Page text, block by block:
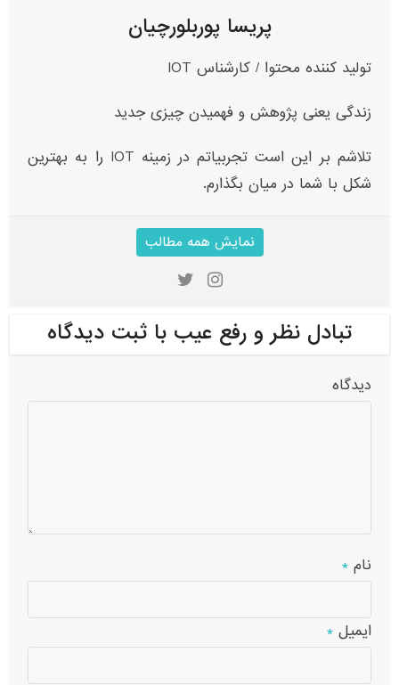
پریسا پوربلورچیان
تولید کننده محتوا / کارشناس IOT
زندگی یعنی پژوهش و فهمیدن چیزی جدید
تلاشم بر این است تجربیاتم در زمینه IOT‌ را به بهترین
شکل با شما در میان بگذارم.
نمایش همه مطالب
تبادل نظر و رفع عیب با ثبت دیدگاه
دیدگاه
نام*
ایمیل*